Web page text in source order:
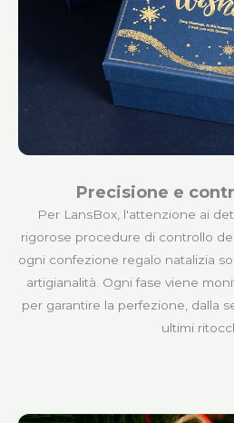
Precisione e
Per LansBox, l'attenzione ai
rigorose procedure di controllo
ogni confezione regalo natalizia
artigianalità. Ogni fase viene
per garantire la perfezione, dalla
ultimi